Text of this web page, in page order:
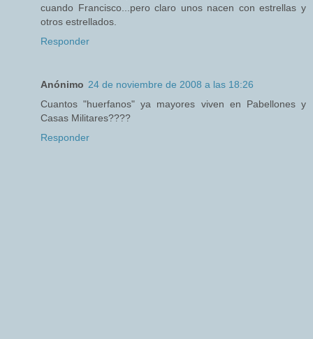
cuando Francisco...pero claro unos nacen con estrellas y
otros estrellados.
Responder
Anónimo 24 de noviembre de 2008 a las 18:26
Cuantos "huerfanos" ya mayores viven en Pabellones y
Casas Militares????
Responder